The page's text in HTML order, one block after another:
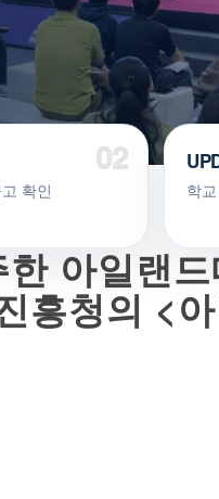
확인 학
아일랜
흥청의 <